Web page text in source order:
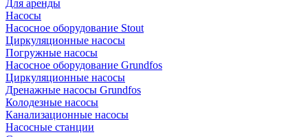
Для аренды
Насосы
Насосное оборудование Stout
Циркуляционные насосы
Погружные насосы
Насосное оборудование Grundfos
Циркуляционные насосы
Дренажные насосы Grundfos
Колодезные насосы
Канализационные насосы
Насосные станции